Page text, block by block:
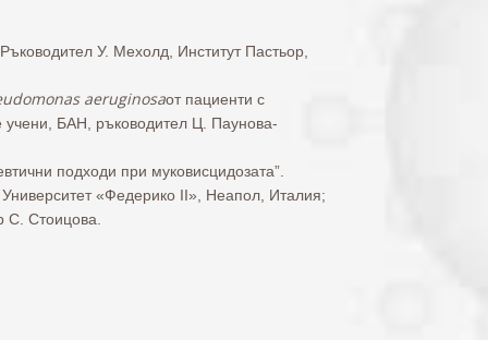
У. Мехолд, Институт Пастьор,
aeruginosaот пациенти с
учени, БАН, ръководител Ц. Паунова-
подходи при муковисцидозата”.
«Федерико ІІ», Неапол, Италия;
С. Стоицова.